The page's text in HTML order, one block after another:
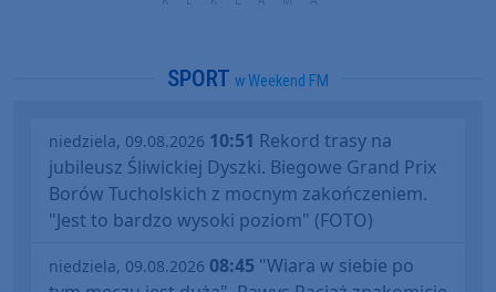
SPORT w Weekend FM
niedziela, 09.08.2026 10:51 Rekord trasy na
jubileusz Śliwickiej Dyszki. Biegowe Grand Prix
Borów Tucholskich z mocnym zakończeniem.
"Jest to bardzo wysoki poziom" (FOTO)
niedziela, 09.08.2026 08:45 "Wiara w siebie po